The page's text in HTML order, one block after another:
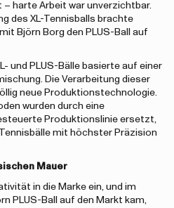
harte Arbeit war unverzichtbar.
des XL-Tennisballs brachte
Björn Borg den PLUS-Ball auf
und PLUS-Bälle basierte auf einer
Die Verarbeitung dieser
neue Produktionstechnologie.
wurden durch eine
Produktionslinie ersetzt,
mit höchster Präzision
Mauer
in die Marke ein, und im
PLUS-Ball auf den Markt kam,